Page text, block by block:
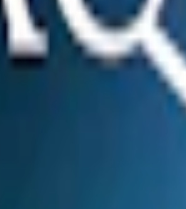
aromämnen,
(e415)